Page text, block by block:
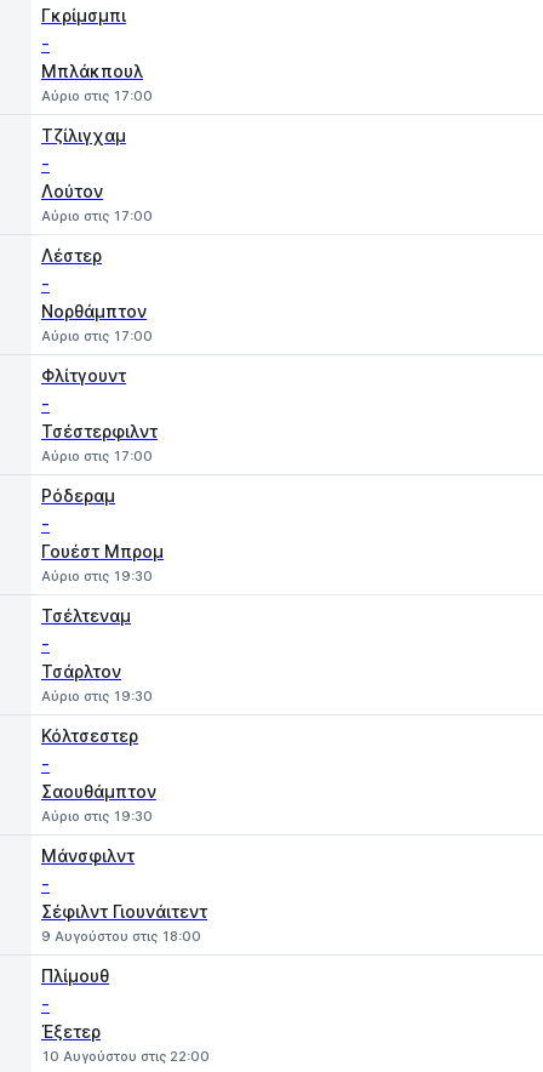
Γκρίμσμπι
-
Μπλάκπουλ
Αύριο στις 17:00
Τζίλιγχαμ
-
Λούτον
Αύριο στις 17:00
Λέστερ
-
Νορθάμπτον
Αύριο στις 17:00
Φλίτγουντ
-
Τσέστερφιλντ
Αύριο στις 17:00
Ρόδεραμ
-
Γουέστ Μπρομ
Αύριο στις 19:30
Τσέλτεναμ
-
Τσάρλτον
Αύριο στις 19:30
Κόλτσεστερ
-
Σαουθάμπτον
Αύριο στις 19:30
Μάνσφιλντ
-
Σέφιλντ Γιουνάιτεντ
9 Αυγούστου στις 18:00
Πλίμουθ
-
Έξετερ
10 Αυγούστου στις 22:00